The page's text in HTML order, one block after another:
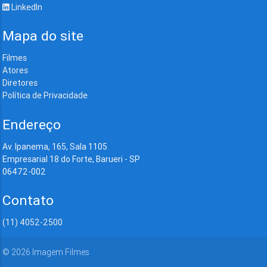
LinkedIn
Mapa do site
Filmes
Atores
Diretores
Política de Privacidade
Endereço
Av. Ipanema, 165, Sala 1105
Empresarial 18 do Forte, Barueri - SP
06472-002
Contato
(11) 4052-2500
© 2026 Imagem Filmes